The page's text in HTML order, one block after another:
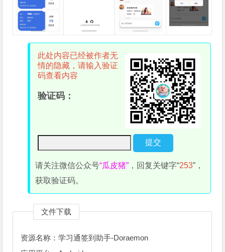
此处内容已经被作者无
情的隐藏，请输入验证
码查看内容
验证码：
请关注微信公众号“瓜皮猪” ，回复关键字“253”，
获取验证码。
文件下载
资源名称：学习通签到助手-Doraemon